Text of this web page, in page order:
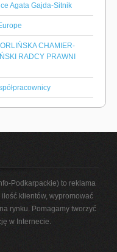
Agata Gajda-Sitnik
CHAMIER-
RADCY PRAWNI
Podkarpackie) to reklama
klientów, wypromować
rynku. Pomagamy tworzyć
w Internecie.